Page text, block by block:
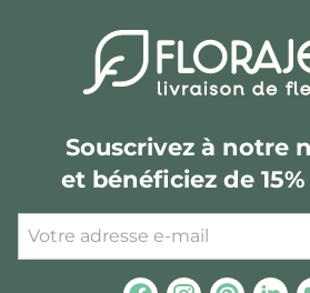
Souscrivez à notre
et bénéficiez de